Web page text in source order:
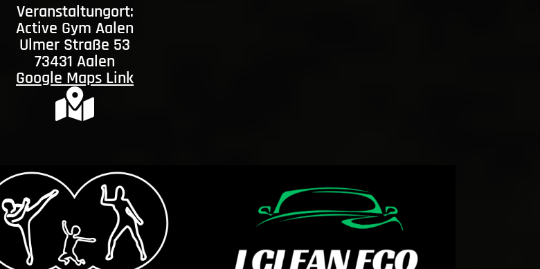
Veranstaltungort:
Active Gym Aalen
Ulmer Straße 53
73431 Aalen
Google Maps Link